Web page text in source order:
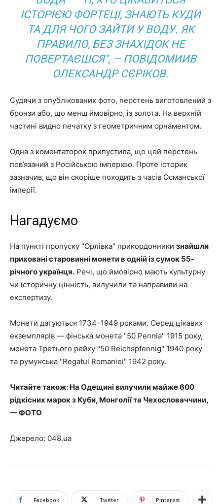
ІСТОРІЄЮ ФОРТЕЦІ, ЗНАЮТЬ КУДИ
ТА ДЛЯ ЧОГО ЗАЙТИ У ВОДУ. ЯК
ПРАВИЛО, БЕЗ ЗНАХІДОК НЕ
ПОВЕРТАЄШСЯ", — ПОВІДОМИИВ
ОЛЕКСАНДР СЄРІКОВ.
Судячи з опублікованих фото, перстень виготовлений з
бронзи або, що менш ймовірно, із золота. На верхній
частині видно печатку з геометричним орнаментом.
Одна з коментаторок припустила, що цей перстень
пов’язаний з Російською імперією. Проте історик
зазначив, що він скоріше походить з часів Османської
імперії.
Нагадуємо
На пункті пропуску "Орлівка" прикордонники знайшли
приховані старовинні монети в одній із сумок 55-
річного українця. Речі, що ймовірно мають культурну
чи історичну цінність, вилучили та направили на
експертизу.
Монети датуються 1734–1949 роками. Серед цікавих
екземплярів — фінська монета "50 Pennia" 1915 року,
монета Третього рейху "50 Reichspfennig" 1940 року
та румунська "Regatul Romaniei" 1942 року.
Читайте також: На Одещині вилучили майже 600
рідкісних марок з Куби, Монголії та Чехословаччини,
— ФОТО
Джерело: 048.ua
Facebook Twitter Pinterest